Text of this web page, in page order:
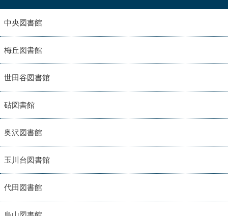
中央図書館
梅丘図書館
世田谷図書館
砧図書館
奥沢図書館
玉川台図書館
代田図書館